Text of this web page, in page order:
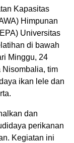
Kapasitas
Himpunan
Universitas
di bawah
Minggu, 24
Nisombalia, tim
ikan lele dan
dan
perikanan
Kegiatan ini